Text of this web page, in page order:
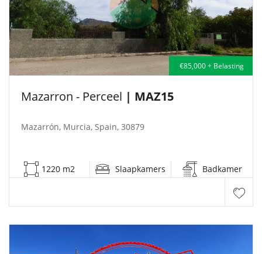
€85,000 + Belasting
Mazarron - Perceel | MAZ15
Mazarrón, Murcia, Spain, 30879
1220 m2 Slaapkamers Badkamer